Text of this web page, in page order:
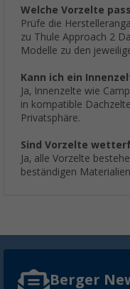
Welche Vorzelte
Prüfe die
zu Thule Approach 2
Modelle zu den
Kann ich ein
Ja, Innenzelte wie
in kompatible
Privatsphäre.
Sind Vorzelte
Ja, alle Vorzelte
beständigen
Berger